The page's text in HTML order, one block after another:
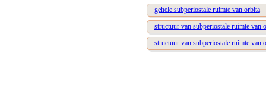
gehele subperiostale ruimte van orbita
structuur van subperiostale ruimte van
structuur van subperiostale ruimte van